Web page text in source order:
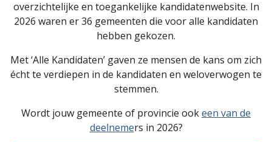
overzichtelijke en toegankelijke kandidatenwebsite. In
2026 waren er 36 gemeenten die voor alle kandidaten
hebben gekozen.
Met ‘Alle Kandidaten’ gaven ze mensen de kans om zich
écht te verdiepen in de kandidaten en weloverwogen te
stemmen.
Wordt jouw gemeente of provincie ookeen van de
deelnemers in 2026?